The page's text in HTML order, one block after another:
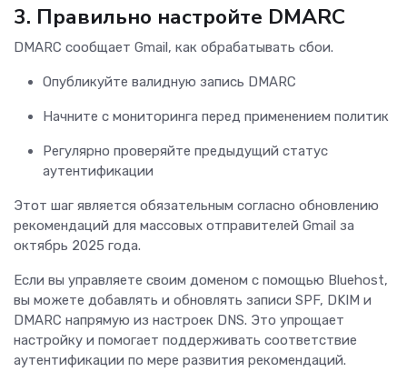
3. Правильно настройте DMARC
DMARC сообщает Gmail, как обрабатывать сбои.
Опубликуйте валидную запись DMARC
Начните с мониторинга перед применением политик
Регулярно проверяйте предыдущий статус
аутентификации
Этот шаг является обязательным согласно обновлению
рекомендаций для массовых отправителей Gmail за
октябрь 2025 года.
Если вы управляете своим доменом с помощью Bluehost,
вы можете добавлять и обновлять записи SPF, DKIM и
DMARC напрямую из настроек DNS. Это упрощает
настройку и помогает поддерживать соответствие
аутентификации по мере развития рекомендаций.